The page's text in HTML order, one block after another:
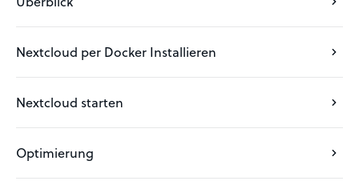
Nextcloud per Docker Installieren
Nextcloud starten
Optimierung